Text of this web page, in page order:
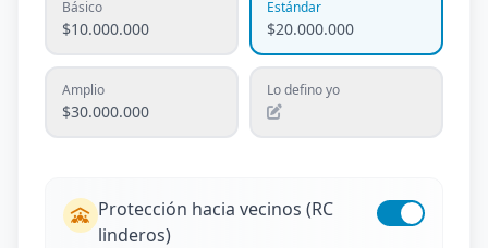
Básico
$10.000.000
Estándar
$20.000.000
Amplio
$30.000.000
Lo defino yo
Protección hacia vecinos (RC
linderos)